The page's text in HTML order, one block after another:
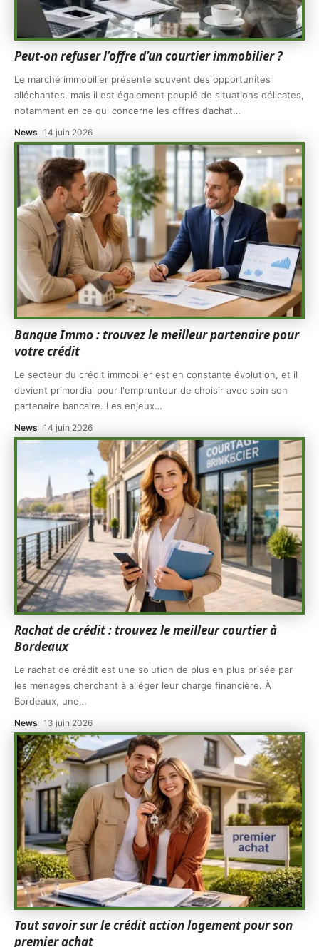
Peut-on refuser l’offre d’un courtier immobilier ?
Le marché immobilier présente souvent des opportunités
alléchantes, mais il est également peuplé de situations délicates,
notamment en ce qui concerne les offres d’achat…
News 14 juin 2026
Banque Immo : trouvez le meilleur partenaire pour
votre crédit
Le secteur du crédit immobilier est en constante évolution, et il
devient primordial pour l'emprunteur de choisir avec soin son
partenaire bancaire. Les enjeux…
News 14 juin 2026
Rachat de crédit : trouvez le meilleur courtier à
Bordeaux
Le rachat de crédit est une solution de plus en plus prisée par
les ménages cherchant à alléger leur charge financière. À
Bordeaux, une…
News 13 juin 2026
Tout savoir sur le crédit action logement pour son
premier achat